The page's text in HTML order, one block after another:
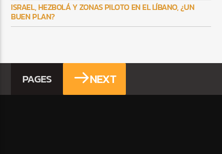
ISRAEL, HEZBOLÁ Y ZONAS PILOTO EN EL LÍBANO, ¿UN
BUEN PLAN?
PAGES NEXT